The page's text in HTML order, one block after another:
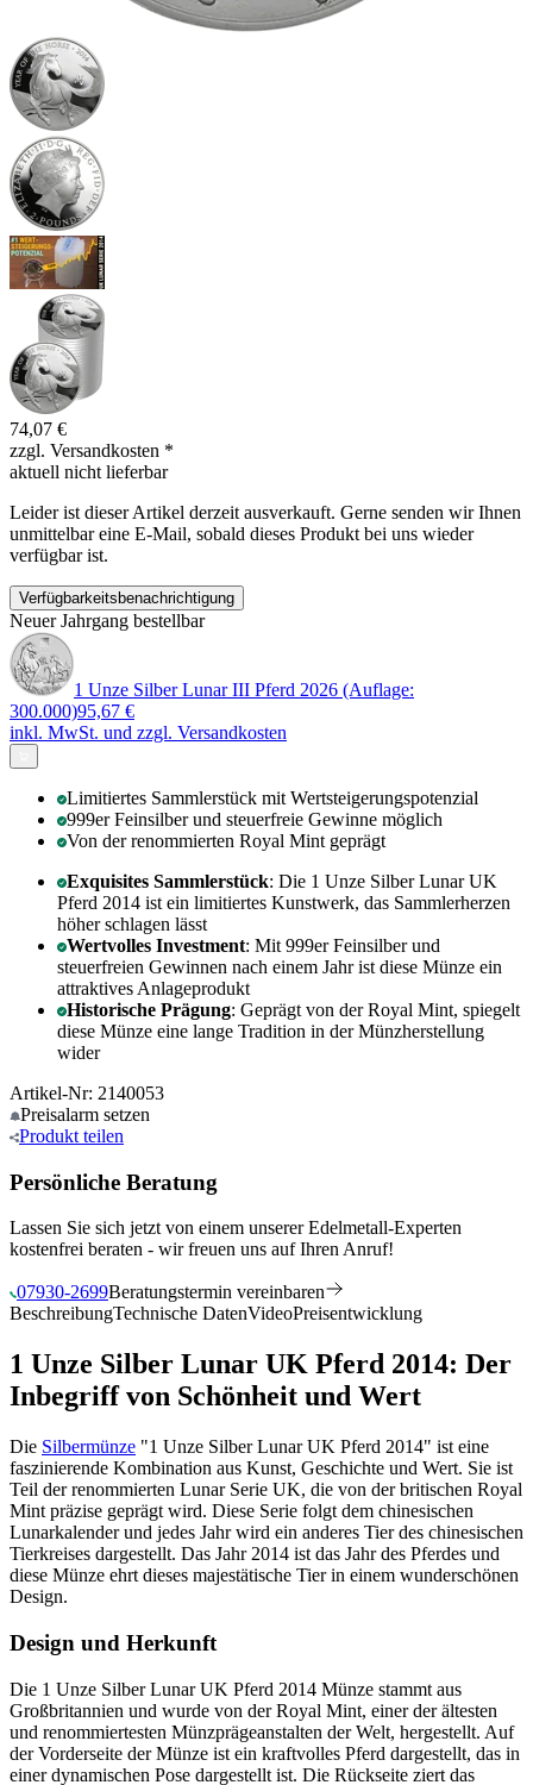
74,07 €
zzgl. Versandkosten *
aktuell nicht lieferbar
Leider ist dieser Artikel derzeit ausverkauft. Gerne senden wir Ihnen
unmittelbar eine E-Mail, sobald dieses Produkt bei uns wieder
verfügbar ist.
Verfügbarkeitsbenachrichtigung
Neuer Jahrgang bestellbar
1 Unze Silber Lunar III Pferd 2026 (Auflage:
300.000)95,67 €
inkl. MwSt. und zzgl. Versandkosten
Limitiertes Sammlerstück mit Wertsteigerungspotenzial
999er Feinsilber und steuerfreie Gewinne möglich
Von der renommierten Royal Mint geprägt
Exquisites Sammlerstück: Die 1 Unze Silber Lunar UK
Pferd 2014 ist ein limitiertes Kunstwerk, das Sammlerherzen
höher schlagen lässt
Wertvolles Investment: Mit 999er Feinsilber und
steuerfreien Gewinnen nach einem Jahr ist diese Münze ein
attraktives Anlageprodukt
Historische Prägung: Geprägt von der Royal Mint, spiegelt
diese Münze eine lange Tradition in der Münzherstellung
wider
Artikel-Nr: 2140053
Preisalarm setzen
Produkt teilen
Persönliche Beratung
Lassen Sie sich jetzt von einem unserer Edelmetall-Experten
kostenfrei beraten - wir freuen uns auf Ihren Anruf!
07930-2699Beratungstermin vereinbaren
BeschreibungTechnische DatenVideoPreisentwicklung
1 Unze Silber Lunar UK Pferd 2014: Der
Inbegriff von Schönheit und Wert
Die Silbermünze "1 Unze Silber Lunar UK Pferd 2014" ist eine
faszinierende Kombination aus Kunst, Geschichte und Wert. Sie ist
Teil der renommierten Lunar Serie UK, die von der britischen Royal
Mint präzise geprägt wird. Diese Serie folgt dem chinesischen
Lunarkalender und jedes Jahr wird ein anderes Tier des chinesischen
Tierkreises dargestellt. Das Jahr 2014 ist das Jahr des Pferdes und
diese Münze ehrt dieses majestätische Tier in einem wunderschönen
Design.
Design und Herkunft
Die 1 Unze Silber Lunar UK Pferd 2014 Münze stammt aus
Großbritannien und wurde von der Royal Mint, einer der ältesten
und renommiertesten Münzprägeanstalten der Welt, hergestellt. Auf
der Vorderseite der Münze ist ein kraftvolles Pferd dargestellt, das in
einer dynamischen Pose dargestellt ist. Die Rückseite ziert das